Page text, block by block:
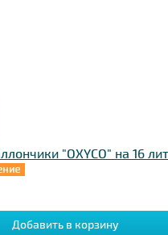
"OXYCO" на 16